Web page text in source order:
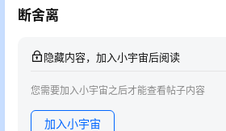
断舍离
隐藏内容，加入小宇宙后阅读
您需要加入小宇宙之后才能查看帖子内容
加入小宇宙